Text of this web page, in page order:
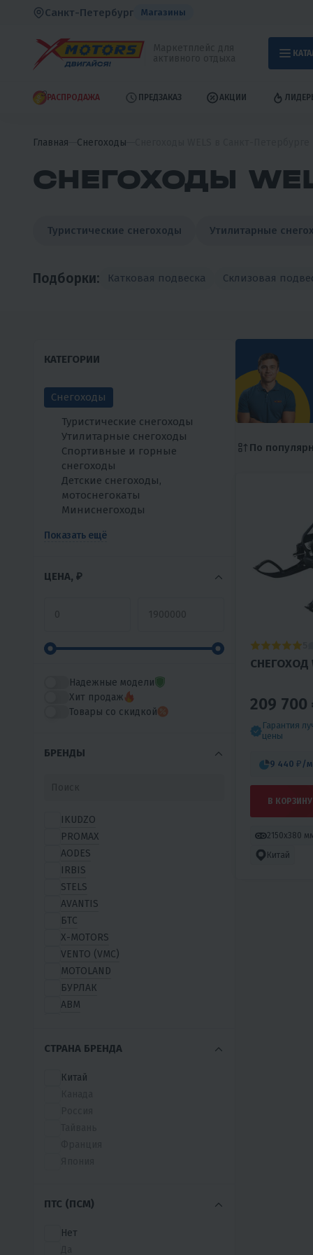
Санкт-Петербург Магазины
РАСПРОДАЖА ПРЕДЗАКАЗ АКЦИИ
Главная Снегоходы
СНЕГОХОДЫ
Туристические снегоходы Утилитарные
Подборки: Катковая подвеска Склизовая
КАТЕГОРИИ
Снегоходы
Туристические снегоходы
Утилитарные снегоходы
Спортивные и горные
снегоходы
Детские снегоходы,
мотоснегокаты
Миниснегоходы
Показать ещё
ЦЕНА, ₽
Надежные модели
Хит продаж
Товары со скидкой
БРЕНДЫ
IKUDZO
PROMAX
AODES
IRBIS
STELS
AVANTIS
БТС
X-MOTORS
VENTO (VMC)
MOTOLAND
БУРЛАК
ABM
BENDA
BRP
MoonBikes
OSM
СТРАНА БРЕНДА
Китай
ПТС (ПСМ)
Нет
По
СНЕГОХОД
209 700
Гарантия
цены
9 440 ₽ /
В КОРЗИНУ
2150х380
Китай